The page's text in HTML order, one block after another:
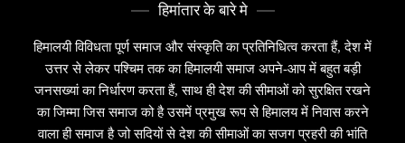
हिमांतार के बारे मे
हिमालयी विविधता पूर्ण समाज और संस्कृति का प्रतिनिधित्व करता हैं, देश में
उत्तर से लेकर पश्चिम तक का हिमालयी समाज अपने-आप में बहुत बड़ी
जनसख्यां का निर्धारण करता हैं, साथ ही देश की सीमाओं को सुरक्षित रखने
का जिम्मा जिस समाज को है उसमें प्रमुख रूप से हिमालय में निवास करने
वाला ही समाज है जो सदियों से देश की सीमाओं का सजग प्रहरी की भांति